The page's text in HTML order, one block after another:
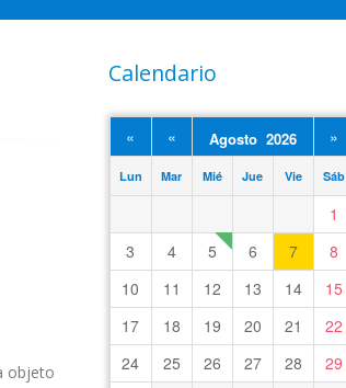
objeto
Calendario
« « Agosto 2026 »
Lun Mar Mié Jue Vie Sáb
1
3
4 5 6 7 8
10
11 12 13 14 15
17
18 19 20 21 22
24
25 26 27 28 29